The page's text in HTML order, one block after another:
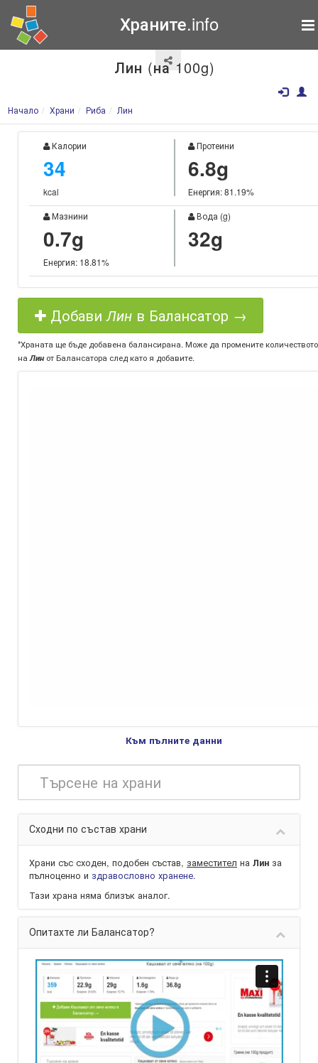
Храните.info
Лин (на 100g)
Начало Храни Риба Лин
Калории
34
kcal
Протеини
6.8g
Енергия: 81.19%
Мазнини
0.7g
Енергия: 18.81%
Вода (g)
32g
ДобавиЛинв Балансатор →
*Храната ще бъде добавена балансирана. Може да промените количеството
на Лин от Балансатора след като я добавите.
Към пълните данни
Сходни по състав храни
Храни със сходен, подобен състав, заместител на Лин за
пълноценно и здравословно хранене.
Тази храна няма близък аналог.
Опитахте ли Балансатор?